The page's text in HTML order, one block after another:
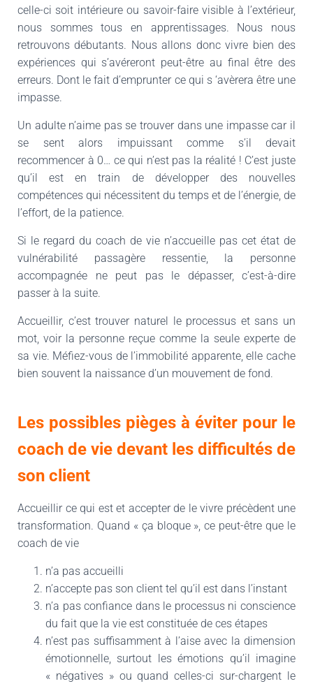
celle-ci soit intérieure ou savoir-faire visible à l’extérieur,
nous sommes tous en apprentissages. Nous nous
retrouvons débutants. Nous allons donc vivre bien des
expériences qui s’avéreront peut-être au final être des
erreurs. Dont le fait d’emprunter ce qui s ‘avèrera être une
impasse.
Un adulte n’aime pas se trouver dans une impasse car il
se sent alors impuissant comme s’il devait
recommencer à 0… ce qui n’est pas la réalité ! C’est juste
qu’il est en train de développer des nouvelles
compétences qui nécessitent du temps et de l’énergie, de
l’effort, de la patience.
Si le regard du coach de vie n’accueille pas cet état de
vulnérabilité passagère ressentie, la personne
accompagnée ne peut pas le dépasser, c’est-à-dire
passer à la suite.
Accueillir, c’est trouver naturel le processus et sans un
mot, voir la personne reçue comme la seule experte de
sa vie. Méfiez-vous de l’immobilité apparente, elle cache
bien souvent la naissance d’un mouvement de fond.
Les possibles pièges à éviter pour le
coach de vie devant les difficultés de
son client
Accueillir ce qui est et accepter de le vivre précèdent une
transformation. Quand « ça bloque », ce peut-être que le
coach de vie
n’a pas accueilli
n’accepte pas son client tel qu’il est dans l’instant
n’a pas confiance dans le processus ni conscience
du fait que la vie est constituée de ces étapes
n’est pas suffisamment à l’aise avec la dimension
émotionnelle, surtout les émotions qu’il imagine
« négatives » ou quand celles-ci sur-chargent le